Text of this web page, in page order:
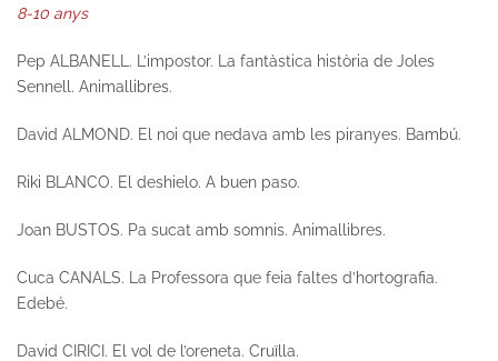
8-10 anys
Pep ALBANELL.
L’impostor. La fantàstica història de Joles
Sennell. Animallibres.
David ALMOND. El noi que nedava amb les piranyes. Bambú.
Riki BLANCO. El deshielo. A buen paso.
Joan BUSTOS. Pa sucat amb somnis. Animallibres.
Cuca CANALS. La Professora que feia faltes d’hortografia.
Edebé.
David CIRICI. El vol de l’oreneta. Cruïlla.